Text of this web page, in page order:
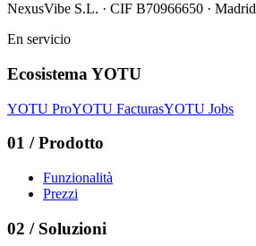
NexusVibe S.L. · CIF B70966650 · Madrid
En servicio
Ecosistema YOTU
YOTU ProYOTU FacturasYOTU Jobs
01 / Prodotto
Funzionalità
Prezzi
02 / Soluzioni